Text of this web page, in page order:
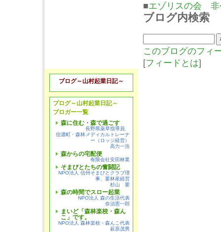
■エゾリスの会 非
ブログ内検索
このブログのフィ
[フィードとは]
ブログ～山村起業日記～
ブログ～山村起業日記～
ブロガー一覧
森に住む・森で過ごす
長野県薬草指導員、
信濃町・森林メディカルトレーナ
ー（ロッジ経営）
高力一浩
森からの宅配便
有限会社安田林業
そまびとたちの奮闘記
NPO法人 信州そまびとクラブ理
事、要林産経営
杉山 要
森の時間でスロー起業
NPO法人 森の生活代表
奈須憲一郎
まいど「森林楽校・森ん
こ」です。
NPO法人 森林楽校・森んこ代表
萩原茂男